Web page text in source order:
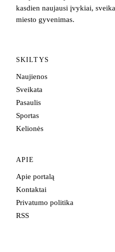
kasdien naujausi įvykiai,
miesto gyvenimas.
SKILTYS
Naujienos
Sveikata
Pasaulis
Sportas
Kelionės
APIE
Apie portalą
Kontaktai
Privatumo politika
RSS